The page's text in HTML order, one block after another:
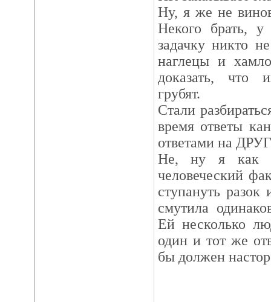
Ну, я же не
Некого брать,
задачку никто
наглецы и
доказать, что
грубят.
Стали
время ответы
ответами на
Не, ну я как
человеческий
ступануть
смутила
Ей несколько
один и тот же
бы должен